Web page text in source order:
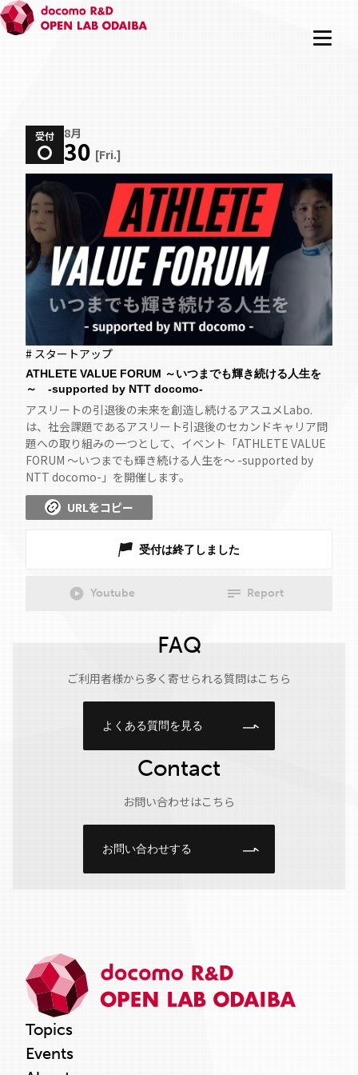
受付 8月
30 [Fri.]
# スタートアップ
ATHLETE VALUE FORUM ～いつまでも輝き続ける人生を
～ -supported by NTT docomo-
アスリートの引退後の未来を創造し続けるアスユメLabo.
は、社会課題であるアスリート引退後のセカンドキャリア問
題への取り組みの一つとして、イベント「ATHLETE VALUE
FORUM ～いつまでも輝き続ける人生を～ -supported by
NTT docomo-」を開催します。
URLをコピー
受付は終了しました
Youtube Report
FAQ
ご利用者様から多く寄せられる質問はこちら
よくある質問を見る
Contact
お問い合わせはこちら
お問い合わせする
Topics
Events